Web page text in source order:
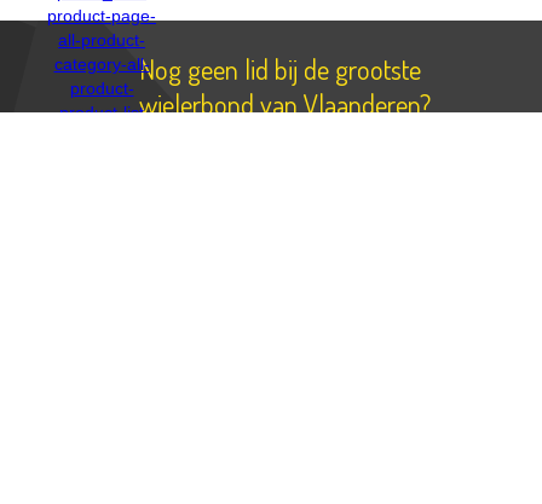
Nog geen lid bij de grootste
wielerbond van Vlaanderen?